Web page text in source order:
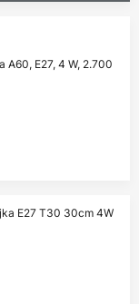
A60, E27, 4 W, 2.700
E27 T30 30cm 4W